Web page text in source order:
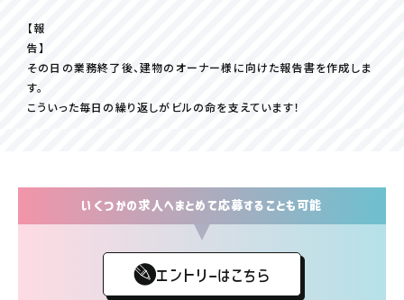
【報
告】
その日の業務終了後、建物のオーナー様に向けた報告書を作成しま
す。
こういった毎日の繰り返しがビルの命を支えています！
いくつかの求人へまとめて応募することも可能
エントリーはこちら